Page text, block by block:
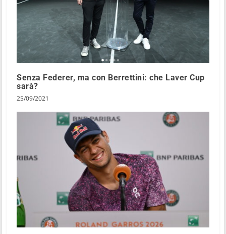
Senza Federer, ma con Berrettini: che Laver Cup
sarà?
25/09/2021